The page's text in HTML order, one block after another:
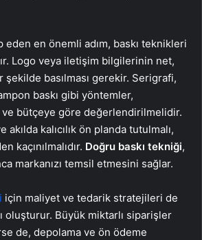
en önemli adım, baskı teknikleri
Logo veya iletişim bilgilerinin net,
şekilde basılması gerekir. Serigrafi,
baskı gibi yöntemler,
bütçeye göre değerlendirilmelidir.
akılda kalıcılık ön planda tutulmalı,
kaçınılmalıdır. Doğru baskı tekniği,
markanızı temsil etmesini sağlar.
için maliyet ve tedarik stratejileri de
oluşturur. Büyük miktarlı siparişler
de, depolama ve ön ödeme